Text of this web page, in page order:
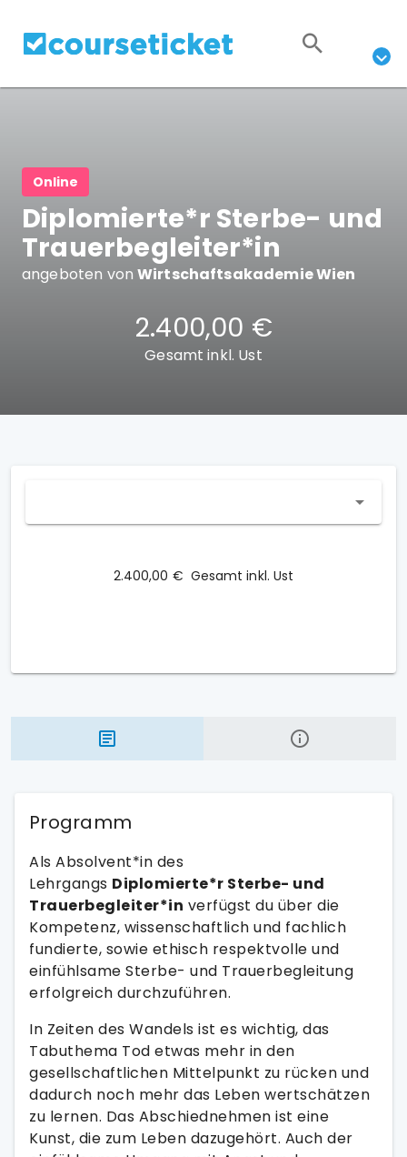
Online
Diplomierte*r Sterbe- und
Trauerbegleiter*in
angeboten von Wirtschaftsakademie Wien
2.400,00 €
Gesamt inkl. Ust
2.400,00 € Gesamt inkl. Ust
Programm
Als Absolvent*in des
Lehrgangs Diplomierte*r Sterbe- und
Trauerbegleiter*in verfügst du über die
Kompetenz, wissenschaftlich und fachlich
fundierte, sowie ethisch respektvolle und
einfühlsame Sterbe- und Trauerbegleitung
erfolgreich durchzuführen.
In Zeiten des Wandels ist es wichtig, das
Tabuthema Tod etwas mehr in den
gesellschaftlichen Mittelpunkt zu rücken und
dadurch noch mehr das Leben wertschätzen
zu lernen. Das Abschiednehmen ist eine
Kunst, die zum Leben dazugehört. Auch der